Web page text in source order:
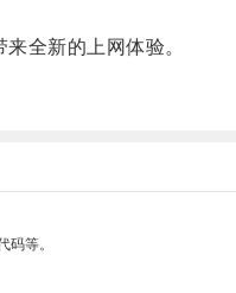
全新的上网体验。
等。